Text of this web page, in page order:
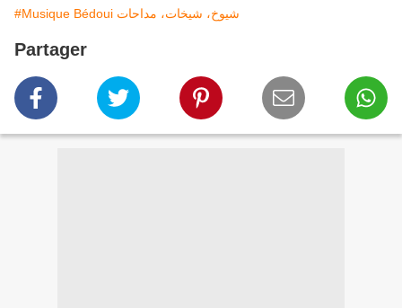
#Musique Bédoui شيوخ، شيخات، مداحات
Partager